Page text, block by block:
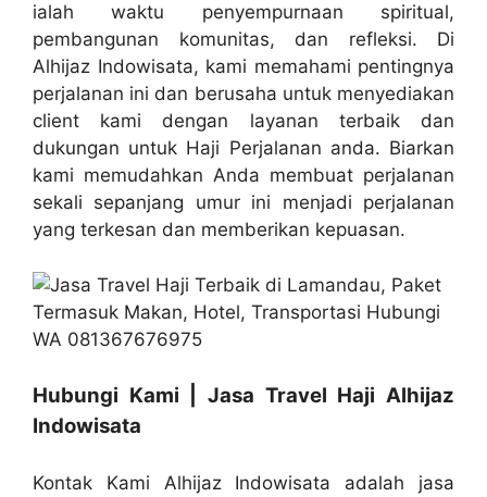
ialah waktu penyempurnaan spiritual,
pembangunan komunitas, dan refleksi. Di
Alhijaz Indowisata, kami memahami pentingnya
perjalanan ini dan berusaha untuk menyediakan
client kami dengan layanan terbaik dan
dukungan untuk Haji Perjalanan anda. Biarkan
kami memudahkan Anda membuat perjalanan
sekali sepanjang umur ini menjadi perjalanan
yang terkesan dan memberikan kepuasan.
Hubungi Kami | Jasa Travel Haji Alhijaz
Indowisata
Kontak Kami Alhijaz Indowisata adalah jasa